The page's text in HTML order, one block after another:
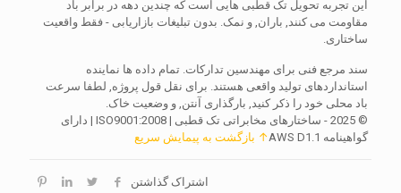
این تجربه تحویل تک قطبی هایی است که چندین دهه در برابر باد
مقاومت می کنند, باران, و نمک. بدون تبلیغات بازاریابی - فقط واقعیت
ساختاری.
سند مرجع فنی برای مهندسین تدارکات. تمام داده ها نماینده
استانداردهای تولید واقعی هستند. برای نقل قول پروژه, لطفا سرعت
باد محلی خود را ذکر کنید, بارگذاری آنتن, و وضعیت خاک.
© 2025 - ساختارهای مخابراتی تک قطبی | ISO9001:2008 | دارای
گواهینامه AWS D1.1
↑ بازگشت به پیمایش سریع
اشتراک گذاشتن